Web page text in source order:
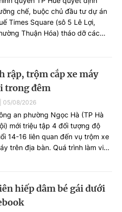
chế, buộc chủ đầu tư dự án
Times Square (sô 5 Lê Lợi,
Thuận Hóa) tháo dỡ các
rập, trộm cắp xe máy
trong đêm
05/08/2026
an phường Ngọc Hà (TP Hà
mới triệu tập 4 đối tượng độ
14-16 liên quan đến vụ trộm xe
trên địa bàn. Quá trình làm việc
hiếp dâm bé gái dưới